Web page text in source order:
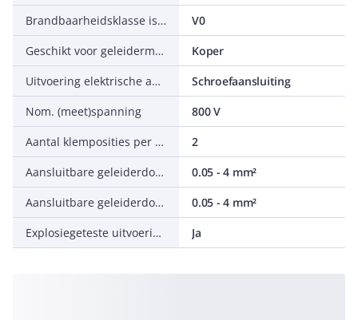
Brandbaarheidsklasse isolatiemateriaal conform UL 94
V0
Geschikt voor geleidermateriaal
Koper
Uitvoering elektrische aansluiting 1
Schroefaansluiting
Nom. (meet)spanning
800 V
Aantal klemposities per aansluitniveau
2
Aansluitbare geleiderdoorsnede meerdraads
0.05 - 4 mm²
Aansluitbare geleiderdoorsnede eendraads
0.05 - 4 mm²
Explosiegeteste uitvoering Ex-e
Ja